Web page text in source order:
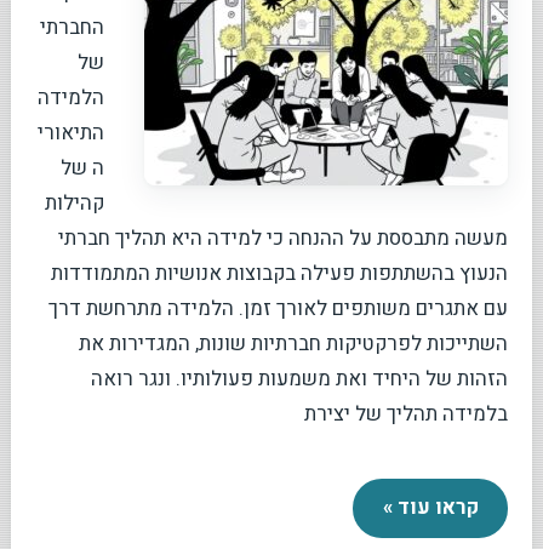
החברתי
של
הלמידה
התיאורי
ה של
קהילות
מעשה מתבססת על ההנחה כי למידה היא תהליך חברתי
הנעוץ בהשתתפות פעילה בקבוצות אנושיות המתמודדות
עם אתגרים משותפים לאורך זמן. הלמידה מתרחשת דרך
השתייכות לפרקטיקות חברתיות שונות, המגדירות את
הזהות של היחיד ואת משמעות פעולותיו. ונגר רואה
בלמידה תהליך של יצירת
קראו עוד »